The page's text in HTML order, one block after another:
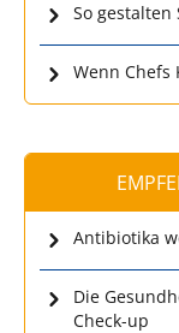
So gestalten
Wenn Chefs
Antibiotika
Die
Check-up